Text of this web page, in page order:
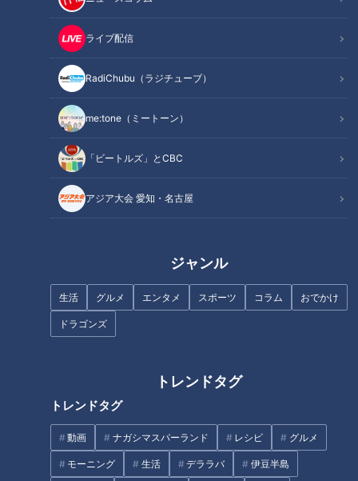
ライブ配信
RadiChubu（ラジチューブ）
me:tone（ミートーン）
「ビートルズ」とCBC
アジア大会 愛知・名古屋
ジャンル
生活 グルメ エンタメ スポーツ コラム おでかけ
ドラゴンズ
トレンドタグ
トレンドタグ
動画 ナガシマスパーランド レシピ グルメ
モーニング 生活 デララバ 伊豆半島
スタジアムグルメ3選
屋＆岐阜の「激安モーニング」
とは？